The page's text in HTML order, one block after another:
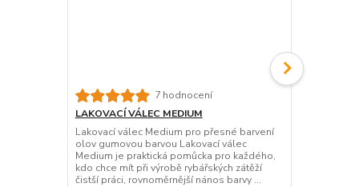
7 hodnocení
LAKOVACÍ VÁLEC MEDIUM
Lakovací válec Medium pro přesné barvení
olov gumovou barvou Lakovací válec
Medium je praktická pomůcka pro každého,
kdo chce mít při výrobě rybářských zátěží
čistší práci, rovnoměrnější nános barvy ...